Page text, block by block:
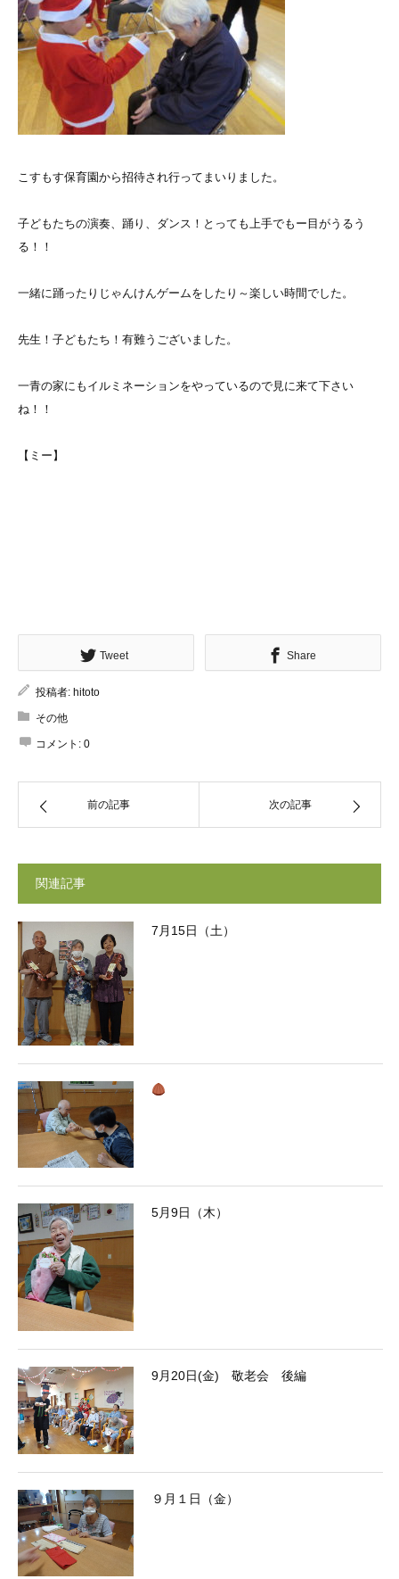
こすもす保育園から招待され行ってまいりました。
子どもたちの演奏、踊り、ダンス！とっても上手でもー目がうるう
る！！
一緒に踊ったりじゃんけんゲームをしたり～楽しい時間でした。
先生！子どもたち！有難うございました。
一青の家にもイルミネーションをやっているので見に来て下さい
ね！！
【ミー】
Tweet Share
投稿者: hitoto
その他
コメント: 0
前の記事 次の記事
関連記事
7月15日（土）
5月9日（木）
9月20日(金) 敬老会 後編
９月１日（金）